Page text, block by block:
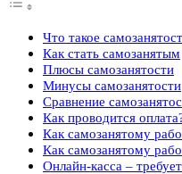
Что такое
Как стать самозанятым
Плюсы самозанятости
Минусы самозанятости
Сравнение
Как проводится
Как самозанятому
Как самозанятому
Онлайн-касса –